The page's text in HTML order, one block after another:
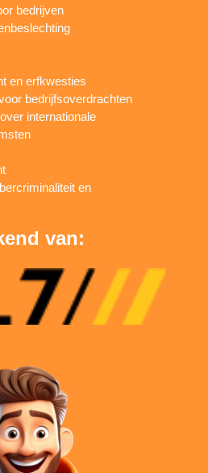
bedrijven
en erfkwesties
bedrijfsoverdrachten
internationale
en
van: